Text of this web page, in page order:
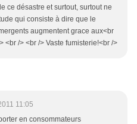
ce désastre et surtout, surtout ne
qui consiste à dire que le
augmentent grace aux<br
<br /> <br /> Vaste fumisterie!<br />
11:05
en consommateurs